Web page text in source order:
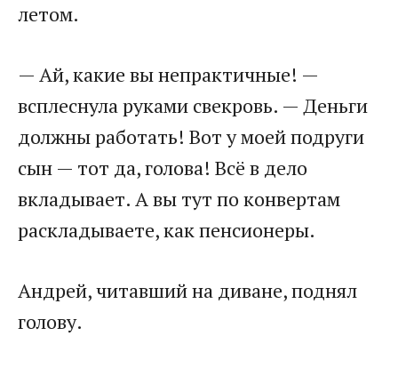
летом.
— Ай, какие вы непрактичные! —
всплеснула руками свекровь. — Деньги
должны работать! Вот у моей подруги
сын — тот да, голова! Всё в дело
вкладывает. А вы тут по конвертам
раскладываете, как пенсионеры.
Андрей, читавший на диване, поднял
голову.